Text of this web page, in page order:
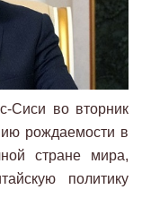
Сиси во вторник
рождаемости в
стране мира,
политику